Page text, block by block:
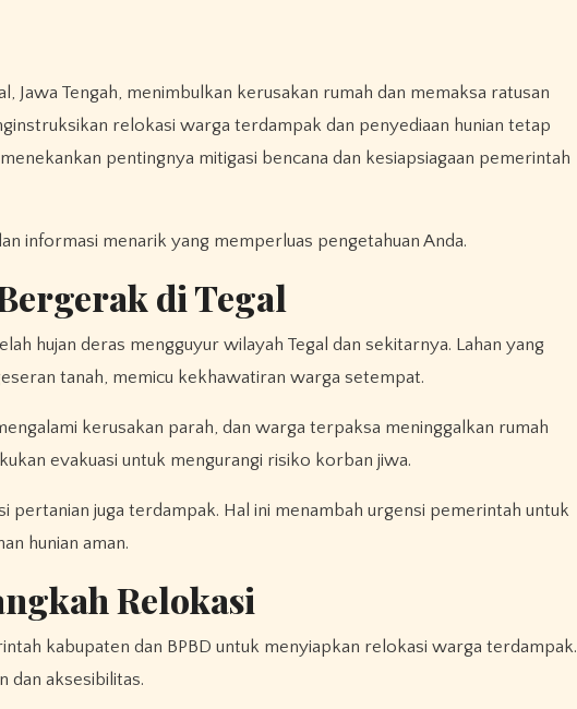
Jawa Tengah, menimbulkan kerusakan rumah dan memaksa ratusan
relokasi warga terdampak dan penyediaan hunian tetap
pentingnya mitigasi bencana dan kesiapsiagaan pemerintah
informasi menarik yang memperluas pengetahuan Anda.
di Tegal
hujan deras mengguyur wilayah Tegal dan sekitarnya. Lahan yang
tanah, memicu kekhawatiran warga setempat.
kerusakan parah, dan warga terpaksa meninggalkan rumah
evakuasi untuk mengurangi risiko korban jiwa.
juga terdampak. Hal ini menambah urgensi pemerintah untuk
hunian aman.
Relokasi
kabupaten dan BPBD untuk menyiapkan relokasi warga terdampak.
dan aksesibilitas.